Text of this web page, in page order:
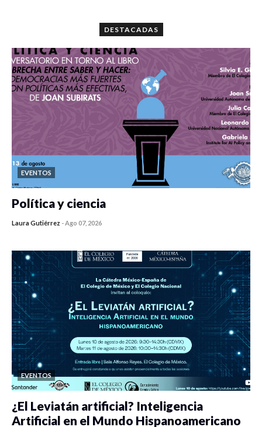
DESTACADAS
EVENTOS
Política y ciencia
Laura Gutiérrez - Ago 07, 2026
EVENTOS
¿El Leviatán artificial? Inteligencia
Artificial en el Mundo Hispanoamericano